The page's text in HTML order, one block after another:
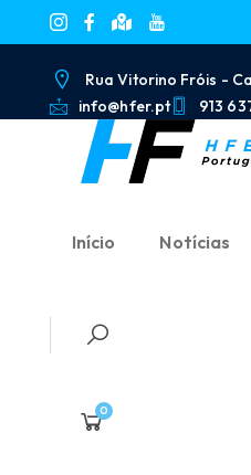
Rua Vitorino Fróis -
info@hfer.pt
913
Início Notícias
0